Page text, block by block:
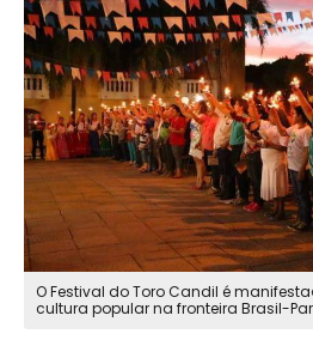
O Festival do Toro Candil é
cultura popular na fronteira Brasil-